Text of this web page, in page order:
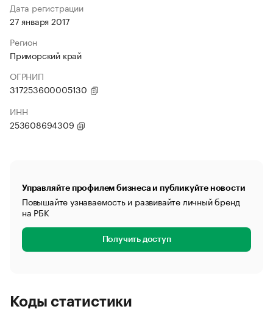
Дата регистрации
27 января 2017
Регион
Приморский край
ОГРНИП
317253600005130
ИНН
253608694309
Управляйте профилем бизнеса и публикуйте новости
Повышайте узнаваемость и развивайте личный бренд
на РБК
Получить доступ
Коды статистики